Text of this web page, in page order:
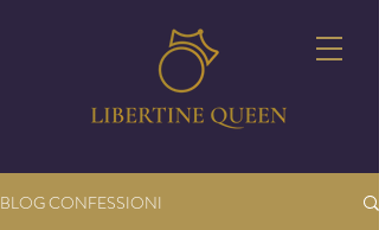
BLOG CONFESSIONI